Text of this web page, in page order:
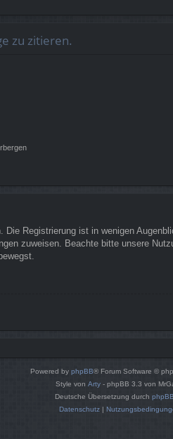
zu zitieren.
Registrierung ist in wenigen
zuweisen. Beachte bitte unsere
Powered by phpBB® Forum Software ©
Style von Arty - phpBB 3.3 von
Deutsche Übersetzung durch
Datenschutz|